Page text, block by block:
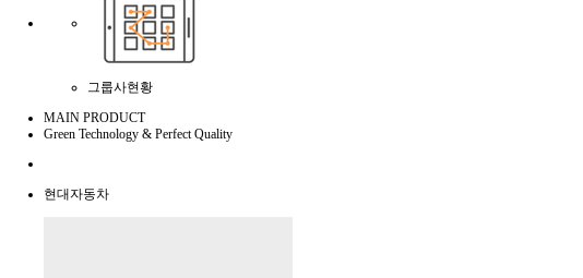
그룹사현황
MAIN PRODUCT
Green Technology & Perfect Quality
현대자동차